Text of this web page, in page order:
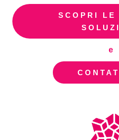
SCOPRI LE
e